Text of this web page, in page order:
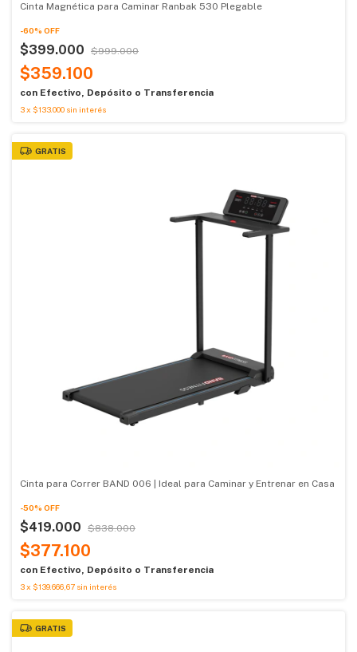
Cinta Magnética para Caminar Ranbak 530 Plegable
-60% OFF
$399.000 $999.000
$359.100
con Efectivo, Depósito o Transferencia
3x $133.000 sin interés
GRATIS
Cinta para Correr BAND 006 | Ideal para Caminar y Entrenar en Casa
-50% OFF
$419.000 $838.000
$377.100
con Efectivo, Depósito o Transferencia
3x $139.666,67 sin interés
GRATIS